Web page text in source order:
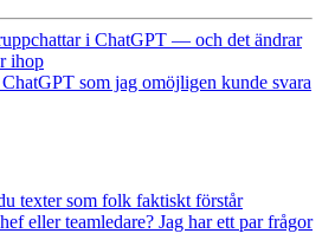
i ChatGPT — och det ändrar
ihop
som jag omöjligen kunde svara
texter som folk faktiskt förstår
eller teamledare? Jag har ett par frågor